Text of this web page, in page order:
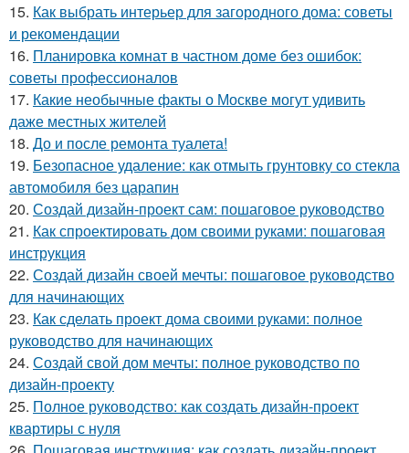
15. Как выбрать интерьер для загородного дома: советы
и рекомендации
16. Планировка комнат в частном доме без ошибок:
советы профессионалов
17. Какие необычные факты о Москве могут удивить
даже местных жителей
18. До и после ремонта туалета!
19. Безопасное удаление: как отмыть грунтовку со стекла
автомобиля без царапин
20. Создай дизайн-проект сам: пошаговое руководство
21. Как спроектировать дом своими руками: пошаговая
инструкция
22. Создай дизайн своей мечты: пошаговое руководство
для начинающих
23. Как сделать проект дома своими руками: полное
руководство для начинающих
24. Создай свой дом мечты: полное руководство по
дизайн-проекту
25. Полное руководство: как создать дизайн-проект
квартиры с нуля